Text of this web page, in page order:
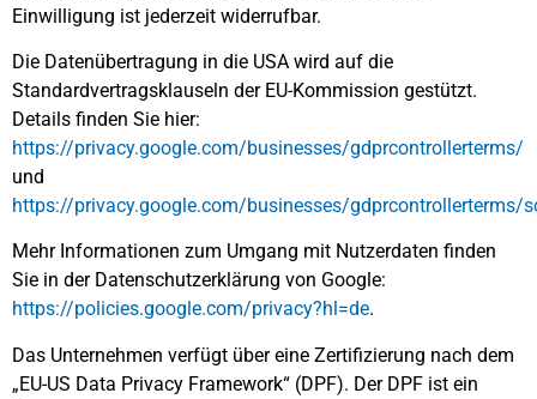
Einwilligung ist jederzeit widerrufbar.
Die Datenübertragung in die USA wird auf die
Standardvertragsklauseln der EU-Kommission gestützt.
Details finden Sie hier:
https://privacy.google.com/businesses/gdprcontrollerterms/
und
https://privacy.google.com/businesses/gdprcontrollerterms/
Mehr Informationen zum Umgang mit Nutzerdaten finden
Sie in der Datenschutzerklärung von Google:
https://policies.google.com/privacy?hl=de.
Das Unternehmen verfügt über eine Zertifizierung nach dem
„EU-US Data Privacy Framework“ (DPF). Der DPF ist ein